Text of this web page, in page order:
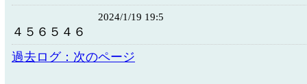
2024/1/19 19:5
４５６５４６
過去ログ：次のページ